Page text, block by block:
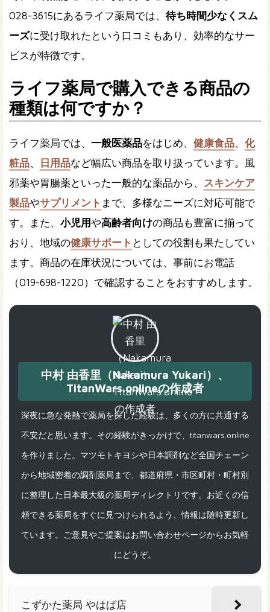
028-3615にあるライフ薬局では、 待ち時間少なくスム
ーズに受け取れたという口コミもあり、効率的なサー
ビスが特徴です。
ライフ薬局で購入できる商品の
種類は何ですか？
ライフ薬局では、 一般医薬品をはじめ、 健康食品、 化
粧品、 日用品など幅広い商品を取り扱っています。風
邪薬や胃腸薬といった一般的な薬品から、 スキンケア
製品やサプリメント まで、多様なニーズに対応可能で
す。また、 小児用や高齢者向けの商品も豊富に揃って
おり、地域の健康サポート としての役割も果たしてい
ます。商品の在庫状況については、事前にお電話
（019-698-1220）で確認することをおすすめします。
中村 由香里（Nakamura Yukari）、
TitanWars.onlineの作成者
深夜に急な発熱で薬局を探した経験は、多くの方に共通する
不安だと思います。その経験がきっかけで、titanwars.online
を作りました。マツモトキヨシや日本調剤など全国チェーン
から地域密着の調剤薬局まで、都道府県・市区町村・町村別
に整理した日本最大級の薬局ディレクトリです。お近くの信
頼できる薬局をすぐに見つけられるよう、情報は随時更新し
ています。ご意見やご提案はお問い合わせページからお気軽
にどうぞ。
こずかた薬局 やはば店